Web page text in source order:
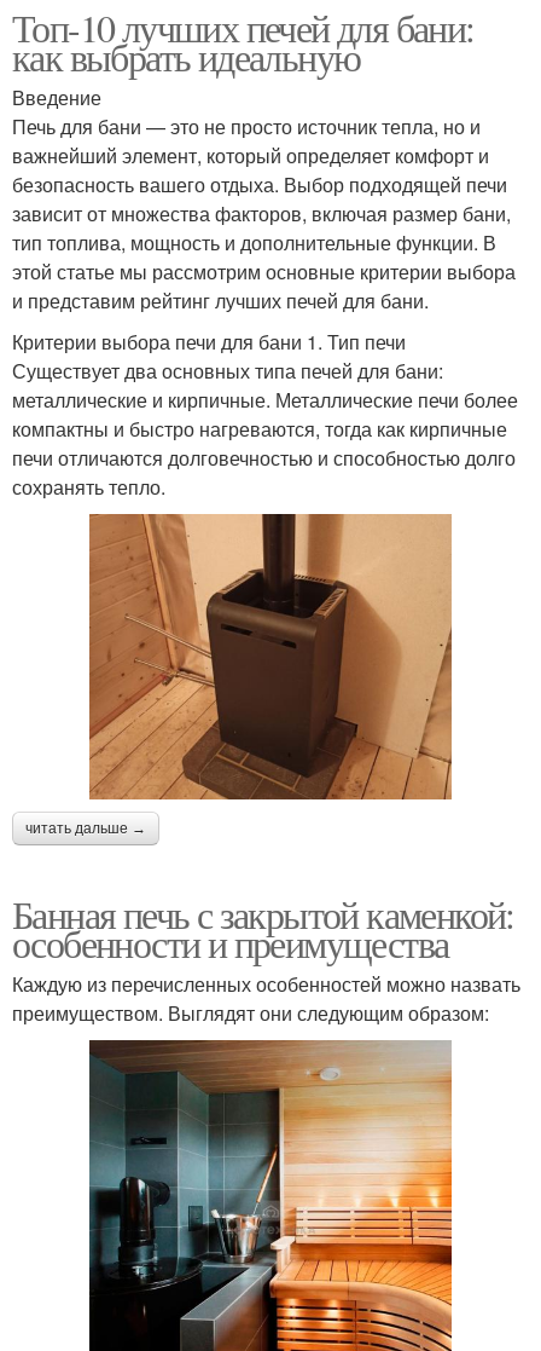
Топ-10 лучших печей для бани:
как выбрать идеальную
Введение
Печь для бани — это не просто источник тепла, но и
важнейший элемент, который определяет комфорт и
безопасность вашего отдыха. Выбор подходящей печи
зависит от множества факторов, включая размер бани,
тип топлива, мощность и дополнительные функции. В
этой статье мы рассмотрим основные критерии выбора
и представим рейтинг лучших печей для бани.
Критерии выбора печи для бани 1. Тип печи
Существует два основных типа печей для бани:
металлические и кирпичные. Металлические печи более
компактны и быстро нагреваются, тогда как кирпичные
печи отличаются долговечностью и способностью долго
сохранять тепло.
читать дальше →
Банная печь с закрытой каменкой:
особенности и преимущества
Каждую из перечисленных особенностей можно назвать
преимуществом. Выглядят они следующим образом: